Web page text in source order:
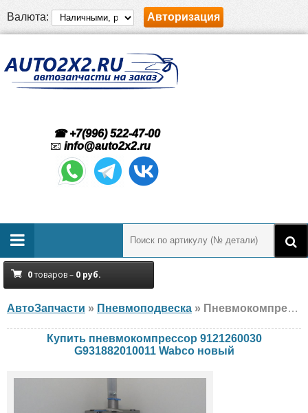
Валюта: Авторизация
☎ +7(996) 522-47-00
📧 info@auto2x2.ru
0товаров – 0 руб.
АвтоЗапчасти » Пневмоподвеска » Пневмокомпрессор Wabco 9121260030 G931882010011 Fendt, AGCO, новый
Купить пневмокомпрессор 9121260030
G931882010011 Wabco новый